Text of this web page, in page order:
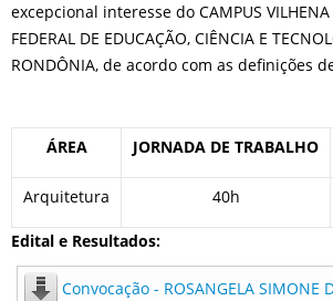
excepcional interesse do CAMPUS VILHENA
FEDERAL DE EDUCAÇÃO, CIÊNCIA E
RONDÔNIA, de acordo com as definições
ÁREA JORNADA DE TRABALHO
Arquitetura 40h
Edital e Resultados:
Convocação - ROSANGELA SIMONE